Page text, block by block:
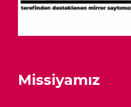
Missiyamız